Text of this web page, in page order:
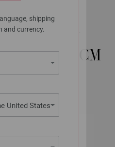
shipping
and currency.
United States
GROSSA
3,5/80CM